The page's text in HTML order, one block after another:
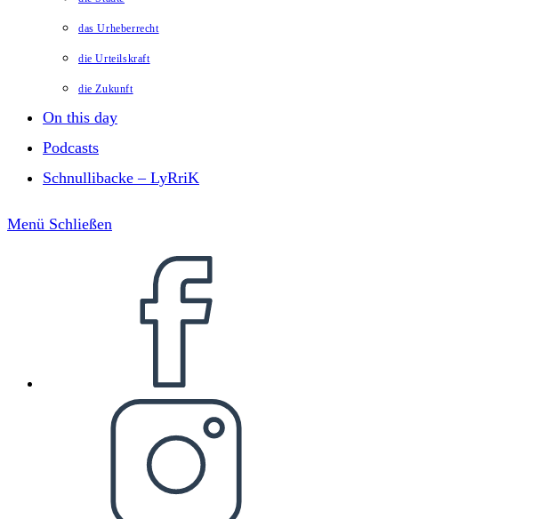
das Urheberrecht
die Urteilskraft
die Zukunft
On this day
Podcasts
Schnullibacke – LyRriK
Menü Schließen